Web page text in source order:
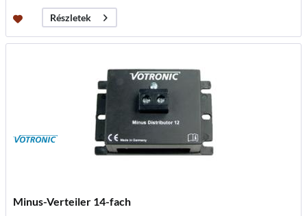
Részletek
Minus-Verteiler 14-fach